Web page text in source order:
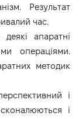
Результат
час.
апаратні
операціями.
методик
і
і